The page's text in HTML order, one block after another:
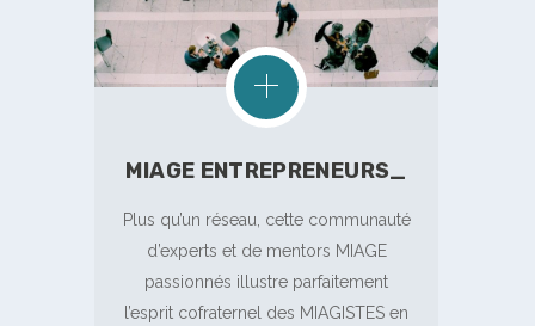
MIAGE ENTREPRENEURS_
Plus qu’un réseau, cette communauté
d’experts et de mentors MIAGE
passionnés illustre parfaitement
l’esprit cofraternel des MIAGISTES en